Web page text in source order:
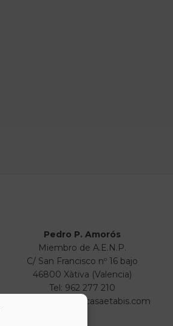
Pedro P. Amorós
Miembro de A.E.N.P.
C/ San Francisco nº 16 bajo
46800 Xàtiva (Valencia)
Tel: 962 277 210
info@numismaticasaetabis.com